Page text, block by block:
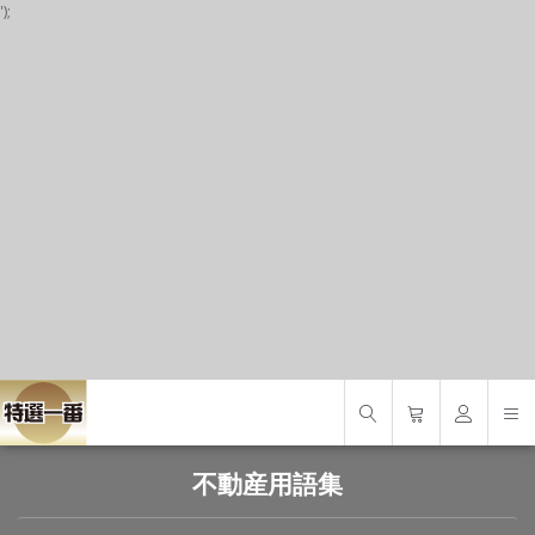
');
不動産用語集